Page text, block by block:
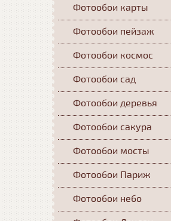
Фотообои карты
Фотообои пейзаж
Фотообои космос
Фотообои сад
Фотообои деревья
Фотообои сакура
Фотообои мосты
Фотообои Париж
Фотообои небо